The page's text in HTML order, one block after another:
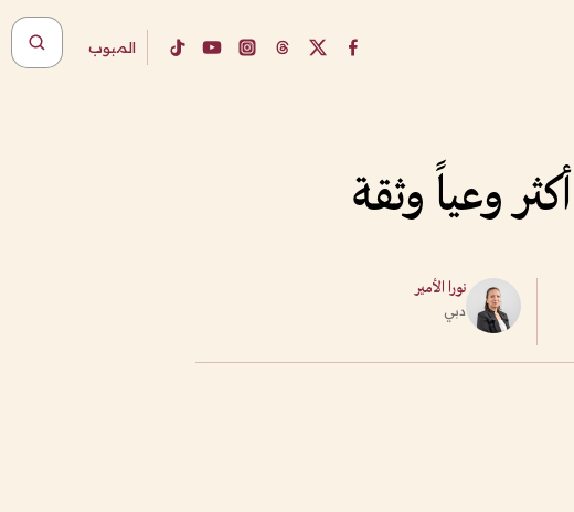
المبوب
وعياً وثقة
نورا الأمير
دبي